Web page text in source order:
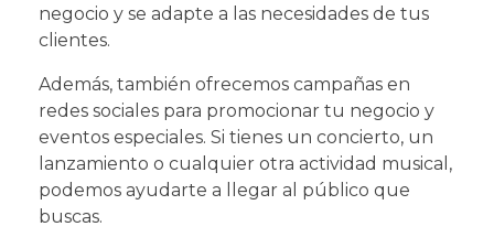
negocio y se adapte a las necesidades de tus
clientes.
Además, también ofrecemos campañas en
redes sociales para promocionar tu negocio y
eventos especiales. Si tienes un concierto, un
lanzamiento o cualquier otra actividad musical,
podemos ayudarte a llegar al público que
buscas.